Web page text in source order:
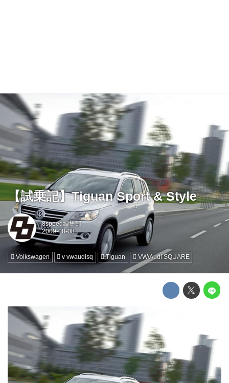
【試乗記】Tiguan Sport & Style
8speed編集部
Volkswagen v vwaudisq Tiguan VW/Audi SQUARE